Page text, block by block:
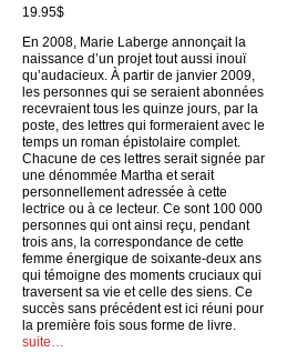
19.95$
En 2008, Marie Laberge annonçait la
naissance d’un projet tout aussi inouï
qu’audacieux. À partir de janvier 2009,
les personnes qui se seraient abonnées
recevraient tous les quinze jours, par la
poste, des lettres qui formeraient avec le
temps un roman épistolaire complet.
Chacune de ces lettres serait signée par
une dénommée Martha et serait
personnellement adressée à cette
lectrice ou à ce lecteur. Ce sont 100 000
personnes qui ont ainsi reçu, pendant
trois ans, la correspondance de cette
femme énergique de soixante-deux ans
qui témoigne des moments cruciaux qui
traversent sa vie et celle des siens. Ce
succès sans précédent est ici réuni pour
la première fois sous forme de livre.
suite…